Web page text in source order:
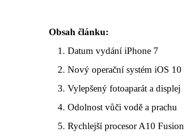
Obsah článku:
Datum vydání iPhone 7
Nový operační systém iOS 10
Vylepšený fotoaparát a displej
Odolnost vůči vodě a prachu
Rychlejší procesor A10 Fusion